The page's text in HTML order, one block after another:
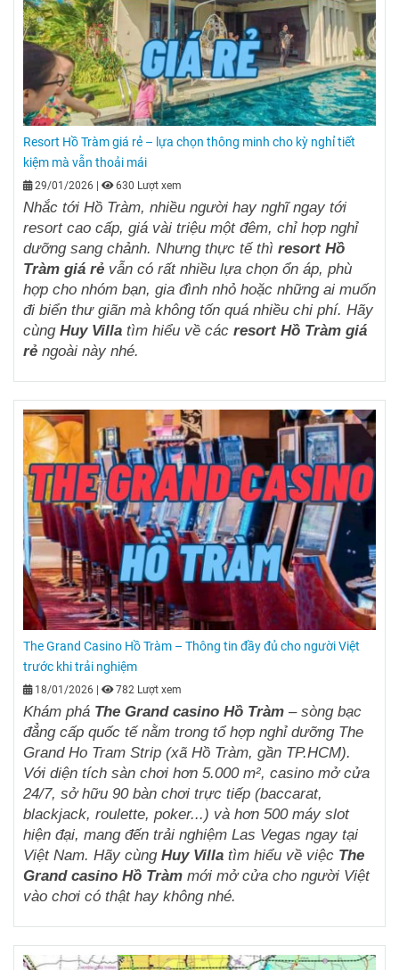
Resort Hồ Tràm giá rẻ – lựa chọn thông minh cho kỳ nghỉ tiết
kiệm mà vẫn thoải mái
29/01/2026 | 630 Lượt xem
Nhắc tới Hồ Tràm, nhiều người hay nghĩ ngay tới
resort cao cấp, giá vài triệu một đêm, chỉ hợp nghỉ
dưỡng sang chảnh. Nhưng thực tế thì resort Hồ
Tràm giá rẻ vẫn có rất nhiều lựa chọn ổn áp, phù
hợp cho nhóm bạn, gia đình nhỏ hoặc những ai muốn
đi biển thư giãn mà không tốn quá nhiều chi phí. Hãy
cùng Huy Villa tìm hiểu về các resort Hồ Tràm giá
rẻ ngoài này nhé.
The Grand Casino Hồ Tràm – Thông tin đầy đủ cho người Việt
trước khi trải nghiệm
18/01/2026 782 Lượt xem
Khám phá The Grand casino Hồ Tràm – sòng bạc
đẳng cấp quốc tế nằm trong tổ hợp nghỉ dưỡng The
Grand Ho Tram Strip (xã Hồ Tràm, gần TP.HCM).
Với diện tích sàn chơi hơn 5.000 m², casino mở cửa
24/7, sở hữu 90 bàn chơi trực tiếp (baccarat,
blackjack, roulette, poker...) và hơn 500 máy slot
hiện đại, mang đến trải nghiệm Las Vegas ngay tại
Việt Nam. Hãy cùng Huy Villa tìm hiểu về việc The
Grand casino Hồ Tràm mới mở cửa cho người Việt
vào chơi có thật hay không nhé.